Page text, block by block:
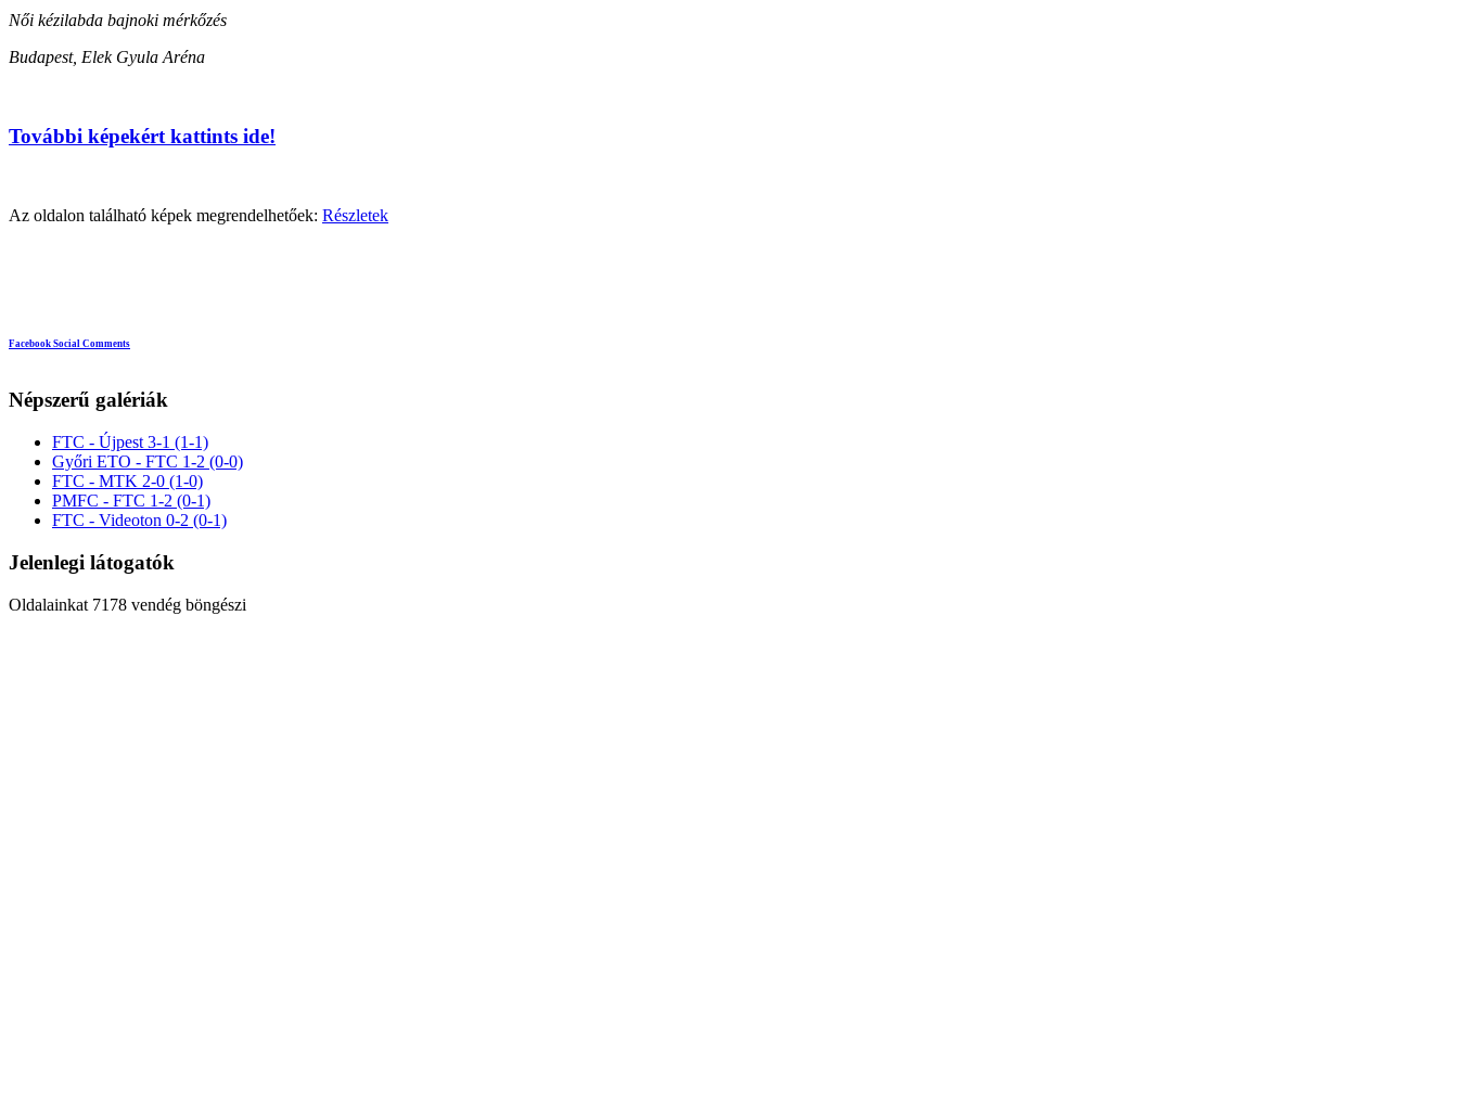
Női kézilabda bajnoki mérkőzés
Budapest, Elek Gyula Aréna
További képekért kattints ide!
Az oldalon található képek megrendelhetőek: Részletek
Facebook Social Comments
Népszerű galériák
FTC - Újpest 3-1 (1-1)
Győri ETO - FTC 1-2 (0-0)
FTC - MTK 2-0 (1-0)
PMFC - FTC 1-2 (0-1)
FTC - Videoton 0-2 (0-1)
Jelenlegi látogatók
Oldalainkat 7178 vendég böngészi